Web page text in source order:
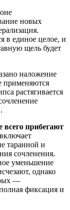
новых
в единое целое, и
щель будет
наложение
применяются
растягивается
всего прибегают
таранной и
сочленения.
уменьшение
однако
—
фиксация и